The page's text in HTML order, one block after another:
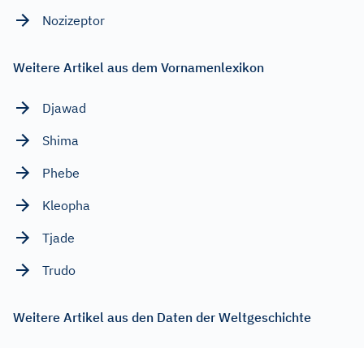
Nozizeptor
Weitere Artikel aus dem Vornamenlexikon
Djawad
Shima
Phebe
Kleopha
Tjade
Trudo
Weitere Artikel aus den Daten der Weltgeschichte